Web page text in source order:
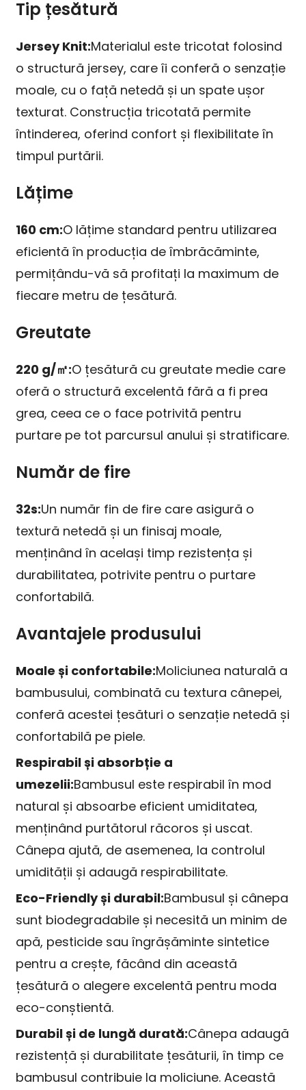
Tip țesătură
Jersey Knit:Materialul este tricotat folosind
o structură jersey, care îi conferă o senzație
moale, cu o față netedă și un spate ușor
texturat. Construcția tricotată permite
întinderea, oferind confort și flexibilitate în
timpul purtării.
Lățime
160 cm:O lățime standard pentru utilizarea
eficientă în producția de îmbrăcăminte,
permițându-vă să profitați la maximum de
fiecare metru de țesătură.
Greutate
220 g/㎡:O țesătură cu greutate medie care
oferă o structură excelentă fără a fi prea
grea, ceea ce o face potrivită pentru
purtare pe tot parcursul anului și stratificare.
Număr de fire
32s:Un număr fin de fire care asigură o
textură netedă și un finisaj moale,
menținând în același timp rezistența și
durabilitatea, potrivite pentru o purtare
confortabilă.
Avantajele produsului
Moale și confortabile:Moliciunea naturală a
bambusului, combinată cu textura cânepei,
conferă acestei țesături o senzație netedă și
confortabilă pe piele.
Respirabil și absorbție a
umezelii:Bambusul este respirabil în mod
natural și absoarbe eficient umiditatea,
menținând purtătorul răcoros și uscat.
Cânepa ajută, de asemenea, la controlul
umidității și adaugă respirabilitate.
Eco-Friendly și durabil:Bambusul și cânepa
sunt biodegradabile și necesită un minim de
apă, pesticide sau îngrășăminte sintetice
pentru a crește, făcând din această
țesătură o alegere excelentă pentru moda
eco-conștientă.
Durabil și de lungă durată:Cânepa adaugă
rezistență și durabilitate țesăturii, în timp ce
bambusul contribuie la moliciune. Această